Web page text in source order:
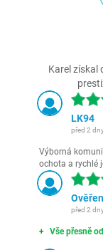
Karel získal
LK94
před 2
Výborná
ochota a rychlé
před 2
Vše přesně